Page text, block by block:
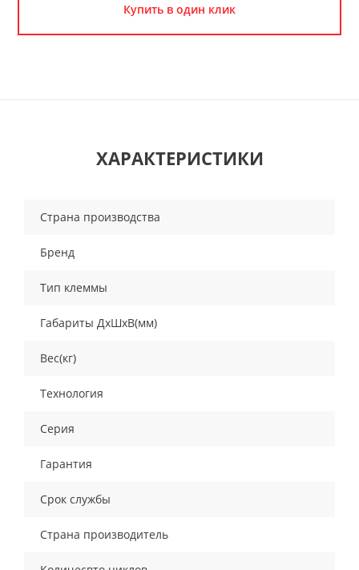
Купить в один клик
ХАРАКТЕРИСТИКИ
Страна производства
Бренд
Тип клеммы
Габариты ДхШхВ(мм)
Вес(кг)
Технология
Серия
Гарантия
Срок службы
Страна производитель